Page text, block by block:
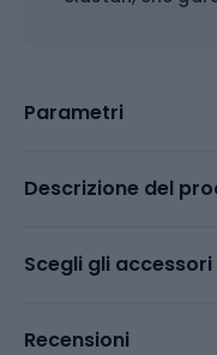
Parametri
Descrizione del
Scegli gli
Recensioni